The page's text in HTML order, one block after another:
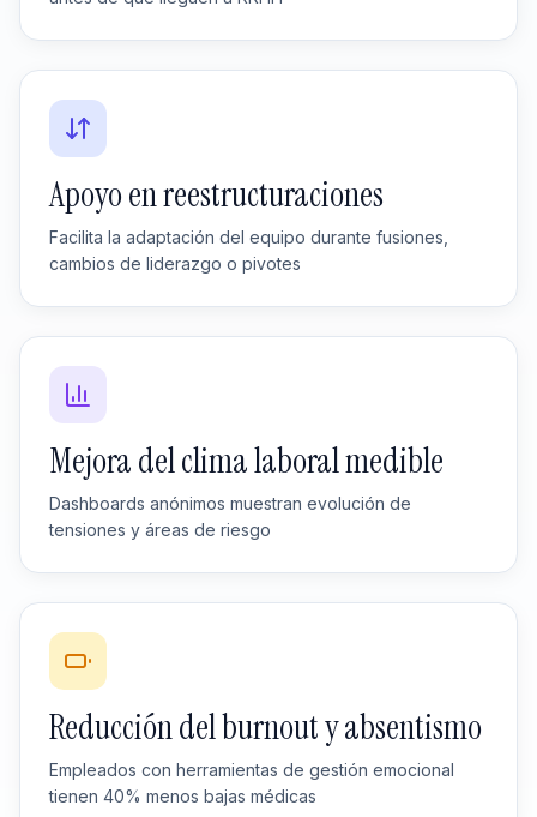
Apoyo en reestructuraciones
Facilita la adaptación del equipo durante fusiones,
cambios de liderazgo o pivotes
Mejora del clima laboral medible
Dashboards anónimos muestran evolución de
tensiones y áreas de riesgo
Reducción del burnout y absentismo
Empleados con herramientas de gestión emocional
tienen 40% menos bajas médicas